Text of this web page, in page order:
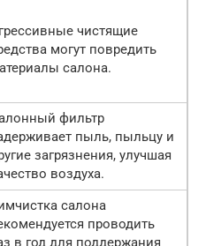
чистящие
могут повредить
салона.
фильтр
пыль, пыльцу и
загрязнения, улучшая
воздуха.
салона
проводить
в год для поддержания